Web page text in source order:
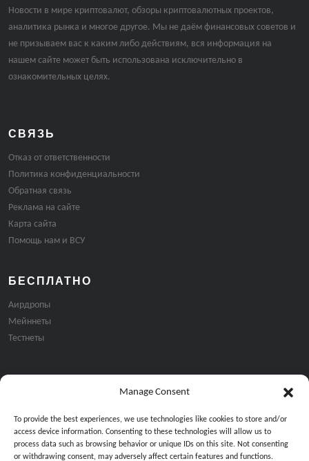
Manage Consent
To provide the best experiences, we use technologies like cookies to store and/or
access device information. Consenting to these technologies will allow us to
process data such as browsing behavior or unique IDs on this site. Not consenting
or withdrawing consent, may adversely affect certain features and functions.
Новости в мире криптовалют, обзоры криптовалютных проектов,
аналитика рынка и многое другое. Мы не даём финансовых советов и
не призываем вас к каким либо действиям, вся информация на
нашем сайте может быть использована исключительно в
ознакомительных целях.
СВЯЗЬ
Отказ от ответственности
Политика конфиденциальности
Обратная связь
Реклама на сайте
Карта сайта
Помощь нам и ВСУ
БЕСПЛАТНО
Аирдропы
Мейннеты
Тестнеты
Подписка на email рассылку: